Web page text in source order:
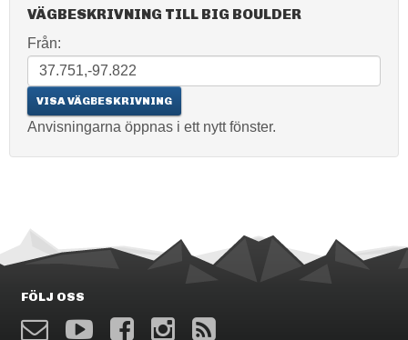
VÄGBESKRIVNING TILL BIG BOULDER
Från:
Anvisningarna öppnas i ett nytt fönster.
FÖLJ OSS